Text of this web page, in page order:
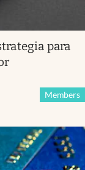
para
Members